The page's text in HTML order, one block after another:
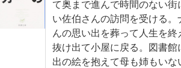
て奥まで進んで時間のない街
い佐伯さんの訪問を受ける。
んの思い出を葬って人生を終
抜け出て小屋に戻る。図書館
出の絵を抱えて母も姉もいな